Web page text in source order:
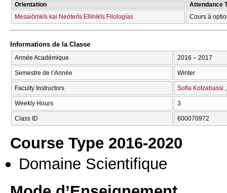
Orientation
Attendance
Mesaiōnikīs kai Neóterīs Ellīnikīs Filologías
Cours à
Informations de la Classe
Année Académique 2016 – 2017
Semestre de l’Année Winter
Faculty Instructors Sofia Kotzabassi
Weekly Hours 3
Class ID 600070972
Course Type 2016-2020
Domaine Scientifique